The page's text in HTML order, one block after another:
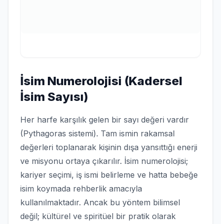
İsim Numerolojisi (Kadersel
İsim Sayısı)
Her harfe karşılık gelen bir sayı değeri vardır
(Pythagoras sistemi). Tam ismin rakamsal
değerleri toplanarak kişinin dışa yansıttığı enerji
ve misyonu ortaya çıkarılır. İsim numerolojisi;
kariyer seçimi, iş ismi belirleme ve hatta bebeğe
isim koymada rehberlik amacıyla
kullanılmaktadır. Ancak bu yöntem bilimsel
değil; kültürel ve spiritüel bir pratik olarak